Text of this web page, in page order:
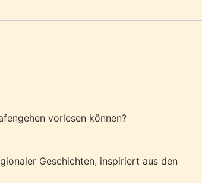
vorlesen können?
Geschichten, inspiriert aus den